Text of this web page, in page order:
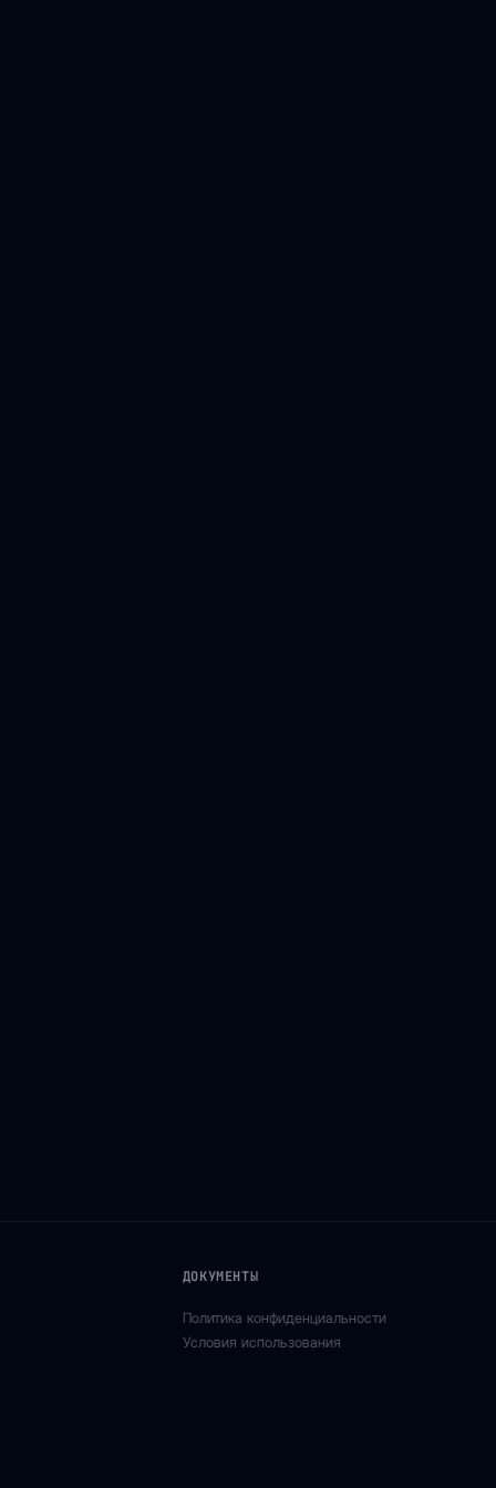
ДОКУМЕНТЫ
Политика конфиденциальности
Условия использования